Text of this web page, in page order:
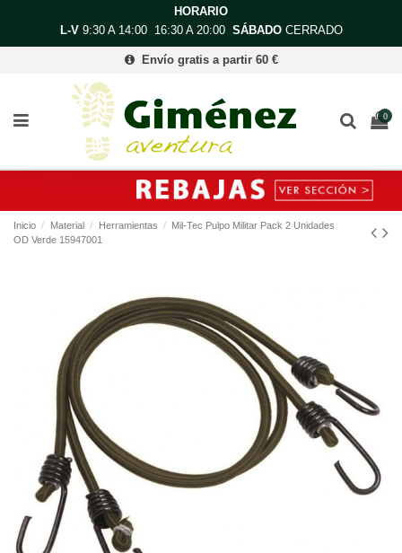
HORARIO
L-V9:30 A 14:00 16:30 A 20:00 SÁBADOCERRADO
Envío gratis a partir 60 €
0
Inicio Material Herramientas
Mil-Tec Pulpo Militar Pack 2 Unidades
OD Verde 15947001